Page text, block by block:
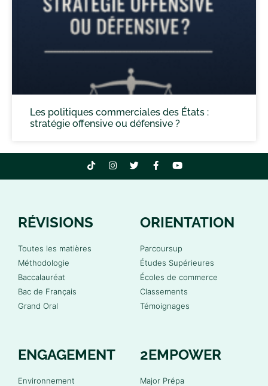
Les politiques commerciales des États :
stratégie offensive ou défensive ?
RÉVISIONS
Toutes les matières
Méthodologie
Baccalauréat
Bac de Français
Grand Oral
ORIENTATION
Parcoursup
Études Supérieures
Écoles de commerce
Classements
Témoignages
ENGAGEMENT
Environnement
2EMPOWER
Major Prépa